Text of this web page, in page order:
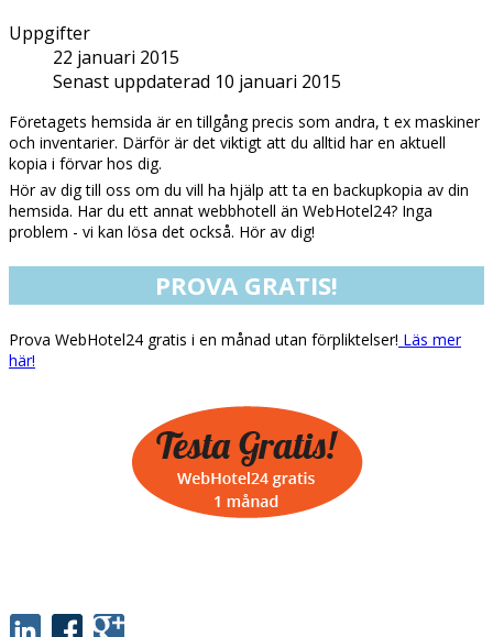
Uppgifter
22 januari 2015
Senast uppdaterad 10 januari 2015
Företagets hemsida är en tillgång precis som andra, t ex maskiner
och inventarier. Därför är det viktigt att du alltid har en aktuell
kopia i förvar hos dig.
Hör av dig till oss om du vill ha hjälp att ta en backupkopia av din
hemsida. Har du ett annat webbhotell än WebHotel24? Inga
problem - vi kan lösa det också. Hör av dig!
PROVA GRATIS!
Prova WebHotel24 gratis i en månad utan förpliktelser! Läs mer
här!